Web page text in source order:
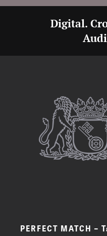
Digital.
PERFECT MATCH